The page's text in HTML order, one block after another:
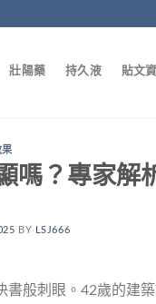
壯陽藥 持久液 貼文
果
嗎？專家解
BY LSJ666
般刺眼。42歲的建